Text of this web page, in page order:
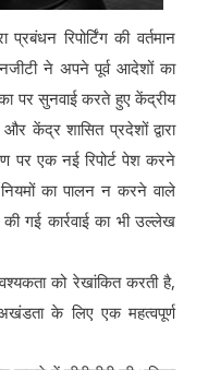
रिपोर्टिंग की वर्तमान
ने अपने पूर्व आदेशों का
पर सुनवाई करते हुए केंद्रीय
और केंद्र शासित प्रदेशों द्वारा
पर एक नई रिपोर्ट पेश करने
का पालन न करने वाले
गई कार्रवाई का भी उल्लेख
को रेखांकित करती है,
अखंडता के लिए एक महत्वपूर्ण